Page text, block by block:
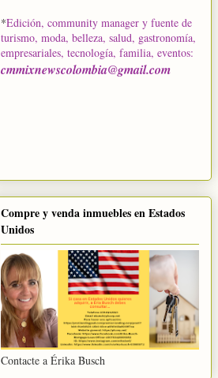
*Edición, community manager y fuente de
turismo, moda, belleza, salud, gastronomía,
empresariales, tecnología, familia, eventos:
cmmixnewscolombia@gmail.com
Compre y venda inmuebles en Estados
Unidos
Contacte a Érika Busch